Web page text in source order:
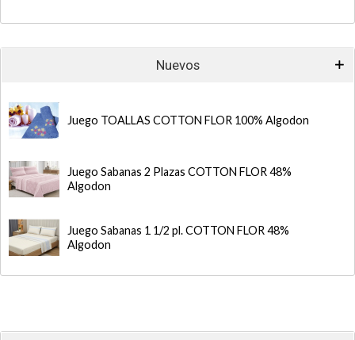
Nuevos
Juego TOALLAS COTTON FLOR 100% Algodon
Juego Sabanas 2 Plazas COTTON FLOR 48%
Algodon
Juego Sabanas 1 1/2 pl. COTTON FLOR 48%
Algodon